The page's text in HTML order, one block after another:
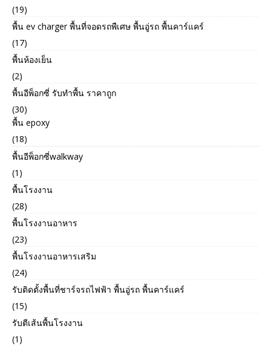
(19)
พื้น ev charger พื้นที่จอดรถพืเศษ พื้นอู่รถ พื้นคาร์แคร์
(17)
พื้นห้องเย็น
(2)
พื้นอีพ็อกซี่ รับทำพื้น ราคาถูก
(30)
พื้น epoxy
(18)
พื้นอีพ็อกซี่walkway
(1)
พื้นโรงงาน
(28)
พื้นโรงงานอาหาร
(23)
พื้นโรงงานอาหารเสริม
(24)
รับติดตั้งพื้นที่ชาร์จรถไฟฟ้า พื้นอู่รถ พื้นคาร์แคร์
(15)
รับตีเส้นพื้นโรงงาน
(1)